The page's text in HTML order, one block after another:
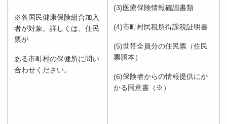
※各国民健康保険組合加入
者が対象。詳しくは、住民
票が
ある市町村の保健所に問い
合わせください。
(3)医療保険情報確認書類
(4)市町村民税所得課税証明書
(5)世帯全員分の住民票（住民
票謄本）
(6)保険者からの情報提供にか
かる同意書（※）